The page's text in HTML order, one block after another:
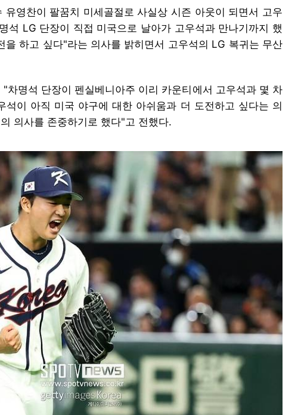
유영찬이 팔꿈치 미세골절로 사실상 시즌 아웃이 되면서 고우
석 LG 단장이 직접 미국으로 날아가 고우석과 만나기까지 했
을 하고 싶다"라는 의사를 밝히면서 고우석의 LG 복귀는 무산
차명석 단장이 펜실베니아주 이리 카운티에서 고우석과 몇 차
석이 아직 미국 야구에 대한 아쉬움과 더 도전하고 싶다는 의
의사를 존중하기로 했다"고 전했다.